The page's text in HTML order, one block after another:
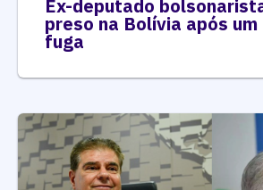
Ex-deputado
preso na Bolívia após um
fuga